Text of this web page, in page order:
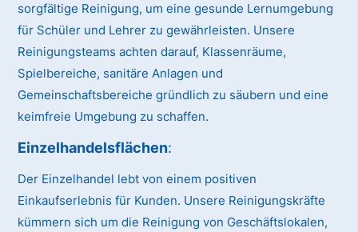
sorgfältige Reinigung, um eine gesunde Lernumgebung
für Schüler und Lehrer zu gewährleisten. Unsere
Reinigungsteams achten darauf, Klassenräume,
Spielbereiche, sanitäre Anlagen und
Gemeinschaftsbereiche gründlich zu säubern und eine
keimfreie Umgebung zu schaffen.
Einzelhandelsflächen:
Der Einzelhandel lebt von einem positiven
Einkaufserlebnis für Kunden. Unsere Reinigungskräfte
kümmern sich um die Reinigung von Geschäftslokalen,